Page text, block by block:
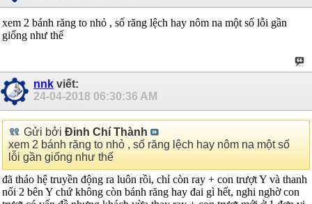
xem 2 bánh răng to nhỏ , số răng lệch hay nôm na một số lỗi gần
giống như thế
nnk viết:
24-04-2018 06:30:36 AM
Gửi bởi Đinh Chí Thành
xem 2 bánh răng to nhỏ , số răng lệch hay nôm na một số
lỗi gần giống như thế
đã tháo hệ truyền động ra luôn rồi, chỉ còn ray + con trượt Y và thanh
nối 2 bên Y chứ không còn bánh răng hay đai gì hết, nghi nghờ con